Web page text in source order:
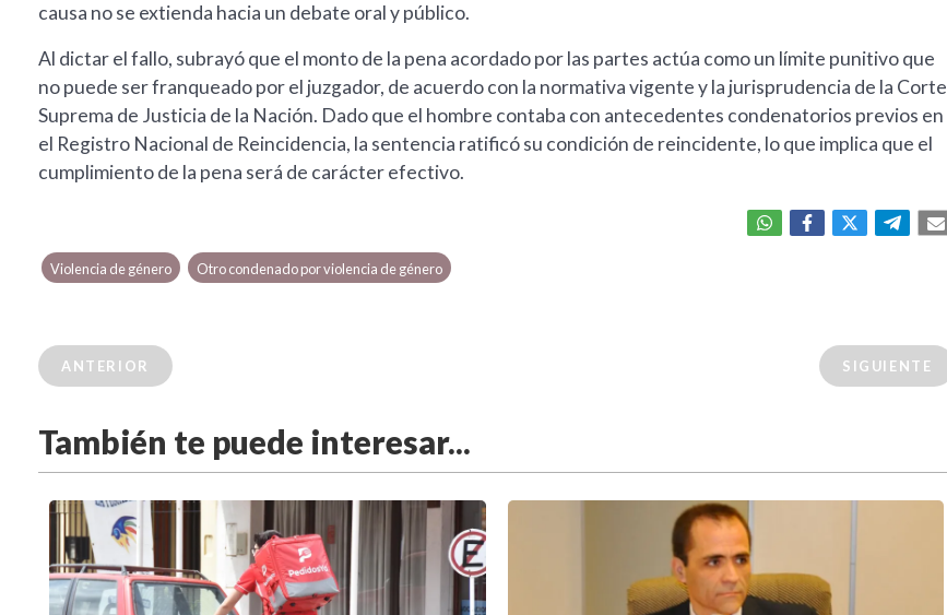
causa no se extienda hacia un debate oral y público.
Al dictar el fallo, subrayó que el monto de la pena acordado por las partes actúa como un límite punitivo que
no puede ser franqueado por el juzgador, de acuerdo con la normativa vigente y la jurisprudencia de la Corte
Suprema de Justicia de la Nación. Dado que el hombre contaba con antecedentes condenatorios previos en
el Registro Nacional de Reincidencia, la sentencia ratificó su condición de reincidente, lo que implica que el
cumplimiento de la pena será de carácter efectivo.
Violencia de género Otro condenado por violencia de género
ANTERIOR SIGUIENTE
También te puede interesar...